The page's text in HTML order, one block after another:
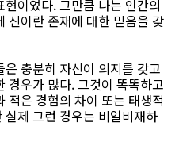
이었다. 그만큼 나는 인간의
신이란 존재에 대한 믿음을 갖
충분히 자신이 의지를 갖고
경우가 많다. 그것이 똑똑하고
적은 경험의 차이 또는 태생적
제 그런 경우는 비일비재하